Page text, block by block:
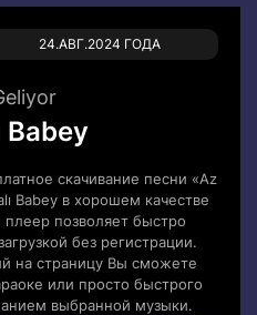
24.АВГ.2024 ГОДА
0
Babey
скачивание песни «Az
Babey в хорошем качестве
позволяет быстро
без регистрации.
на страницу Вы сможете
или просто быстрого
выбранной музыки.